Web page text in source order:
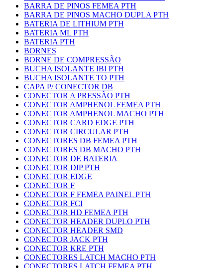
BARRA DE PINOS FEMEA PTH
BARRA DE PINOS MACHO DUPLA PTH
BATERIA DE LITHIUM PTH
BATERIA ML PTH
BATERIA PTH
BORNES
BORNE DE COMPRESSÃO
BUCHA ISOLANTE IBI PTH
BUCHA ISOLANTE TO PTH
CAPA P/ CONECTOR DB
CONECTOR A PRESSÃO PTH
CONECTOR AMPHENOL FEMEA PTH
CONECTOR AMPHENOL MACHO PTH
CONECTOR CARD EDGE PTH
CONECTOR CIRCULAR PTH
CONECTORES DB FEMEA PTH
CONECTORES DB MACHO PTH
CONECTOR DE BATERIA
CONECTOR DIP PTH
CONECTOR EDGE
CONECTOR F
CONECTOR F FEMEA PAINEL PTH
CONECTOR FCI
CONECTOR HD FEMEA PTH
CONECTOR HEADER DUPLO PTH
CONECTOR HEADER SMD
CONECTOR JACK PTH
CONECTOR KRE PTH
CONECTORES LATCH MACHO PTH
CONECTORES LATCH FEMEA PTH